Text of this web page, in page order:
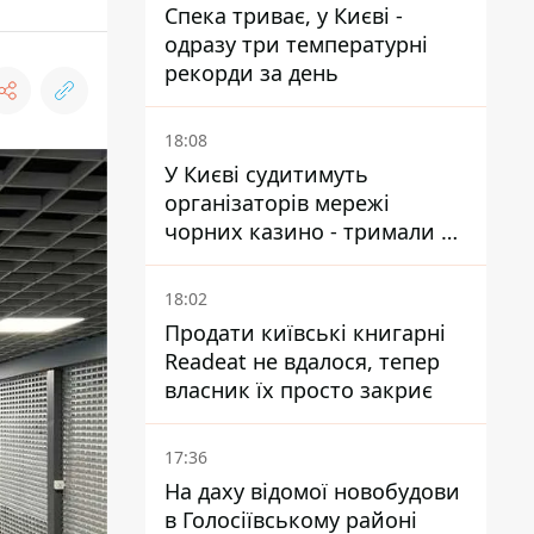
Спека триває, у Києві -
одразу три температурні
рекорди за день
18:08
У Києві судитимуть
організаторів мережі
чорних казино - тримали 39
закладів
18:02
Продати київські книгарні
Readeat не вдалося, тепер
власник їх просто закриє
17:36
На даху відомої новобудови
в Голосіївському районі